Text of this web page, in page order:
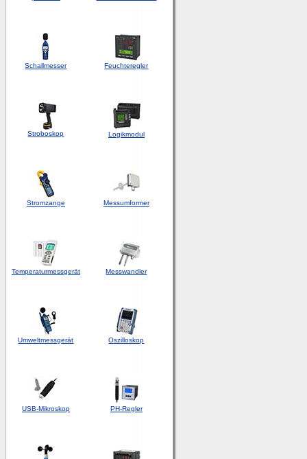
Schallmesser Feuchteregler
Stroboskop Logikmodul
Stromzange Messumformer
Temperaturmessgerät Messwandler
Umweltmessgerät Oszilloskop
USB-Mikroskop PH-Regler